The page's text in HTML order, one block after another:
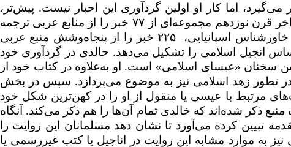
اما کار او اولین گردآوری این اخبار نیست. پیش‌تر،
قرن نوزدهم مجموعه‌ای از۷۷ خبر را از منابع عربی ترجمه
اسپانیایی، ۲۲۵ خبر را از پنجاه‌وشش منبع عربی
انجیل اسلامی را تشکیل می‌دهد. خالدی در گردآوری خود
سخنان «عیسای اسلامی» است. او به‌علاوه در کتاب خود از
در تطور زهد اسلامی نیز به موضوع می‌پردازد. سپس در بخش
مرتبط با عیسی یا منقول از او را در کهن‌ترین شکل خود
ذکر شده‌اند که خالدی تمام آن‌ها را هم ذکر می‌کند. آنگاه
تبیین کرده می‌آورد تا نشان دهد مسلمانان این روایت را
به موارد مشابه این روایت در اناجیل یا کتب غیررسمی یا